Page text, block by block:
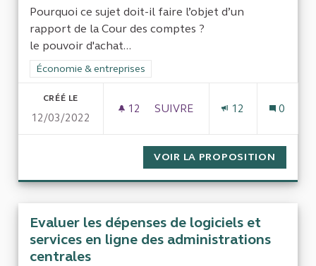
Pourquoi ce sujet doit-il faire l’objet d’un
rapport de la Cour des comptes ?
le pouvoir d'achat...
Filtrer les résultats de la catégorie : Économie & entreprises
Économie & entreprises
CRÉÉ LE
12/03/2022
12 12 ABONNÉS
SUIVRE
12 0
VOIR LA PROPOSITION
Evaluer les dépenses de logiciels et
services en ligne des administrations
centrales